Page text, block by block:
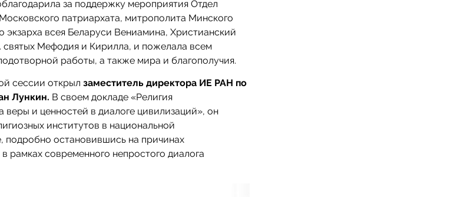
за поддержку мероприятия Отдел
патриархата, митрополита Минского
экзарха всея Беларуси Вениамина, Христианский
Мефодия и Кирилла, и пожелала всем
работы, а также мира и благополучия.
сессии открыл заместитель директора ИЕ РАН по
Лункин. В своем докладе «Религия
веры и ценностей в диалоге цивилизаций», он
институтов в национальной
подробно остановившись на причинах
рамках современного непростого диалога